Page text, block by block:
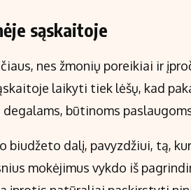
sąskaitoje
nes žmonių poreikiai ir
laikyti tiek lėšų, kad
būtinoms
biudžeto dalį, pavyzdžiui, tą,
mokėjimus vykdo iš